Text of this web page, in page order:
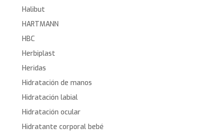
Halibut
HARTMANN
HBC
Herbiplast
Heridas
Hidratación de manos
Hidratación labial
Hidratación ocular
Hidratante corporal bebé